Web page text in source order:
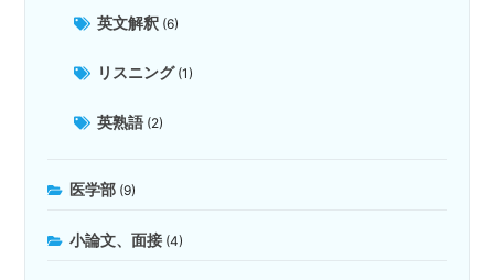
英文解釈 (6)
リスニング(1)
英熟語 (2)
医学部 (9)
小論文、面接 (4)